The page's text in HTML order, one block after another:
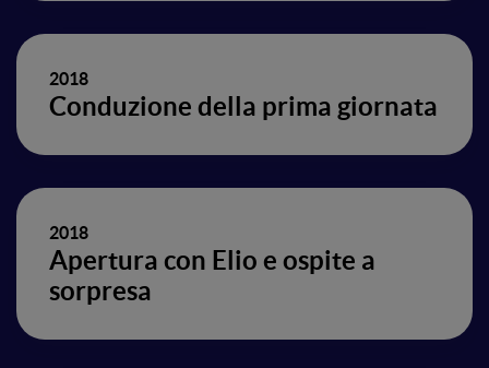
2018
Conduzione della prima giornata
2018
Apertura con Elio e ospite a
sorpresa